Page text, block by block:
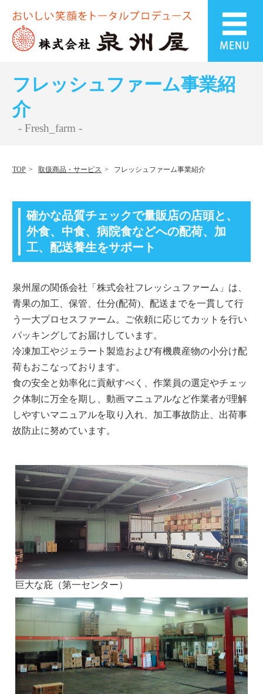
フレッシュファーム事業紹
介
- Fresh_farm -
TOP 取扱商品・サービス フレッシュファーム事業紹介
確かな品質チェックで量販店の店頭と、
外食、中食、病院食などへの配荷、加
工、配送養生をサポート
泉州屋の関係会社「株式会社フレッシュファーム」は、
青果の加工、保管、仕分(配荷)、配送までを一貫して行
う一大プロセスファーム。ご依頼に応じてカットを行い
パッキングしてお届けしています。
冷凍加工やジェラート製造および有機農産物の小分け配
荷もおこなっております。
食の安全と効率化に貢献すべく、作業員の選定やチェッ
ク体制に万全を期し、動画マニュアルなど作業者が理解
しやすいマニュアルを取り入れ、加工事故防止、出荷事
故防止に努めています。
巨大な庇（第一センター）